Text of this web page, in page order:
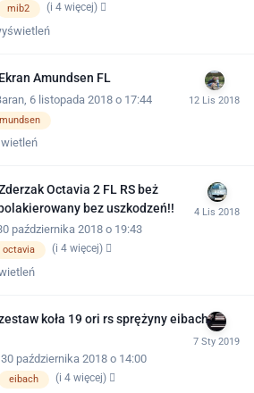
mib2 (i 4 więcej)
Ekran Amundsen FL
6 listopada 2018 o 17:44
Octavia 2 FL RS beż
bez uszkodzeń!!
października 2018 o 19:43
octavia (i 4 więcej)
koła 19 ori rs sprężyny eibach
30 października 2018 o 14:00
eibach (i 4 więcej)